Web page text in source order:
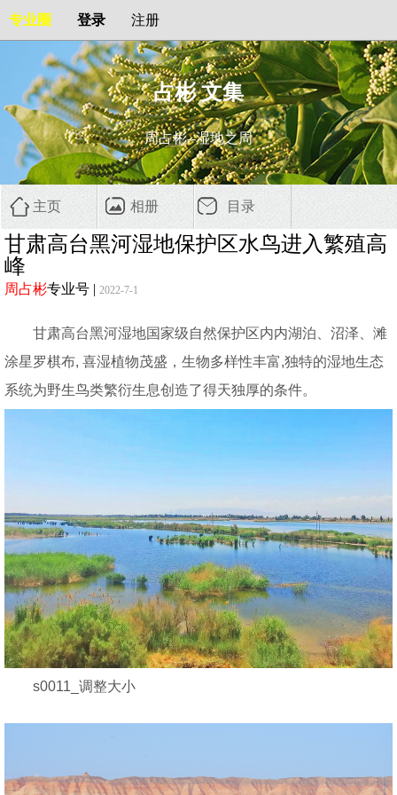
专业圈 登录 注册
占彬 文集
周占彬--湿地之周
主页 相册 目录
甘肃高台黑河湿地保护区水鸟进入繁殖高
峰
周占彬专业号 | 2022-7-1
甘肃高台黑河湿地国家级自然保护区内内湖泊、沼泽、滩
涂星罗棋布, 喜湿植物茂盛，生物多样性丰富,独特的湿地生态
系统为野生鸟类繁衍生息创造了得天独厚的条件。
s0011_调整大小